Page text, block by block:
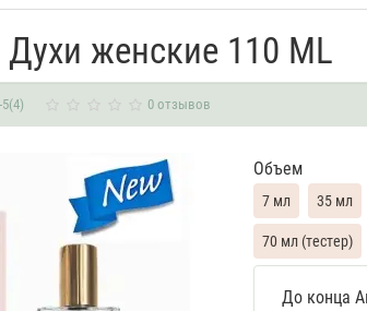
женские 110 ML
5(4) 0 отзывов
Объем
7 мл 35 мл
70 мл (тестер)
До конца